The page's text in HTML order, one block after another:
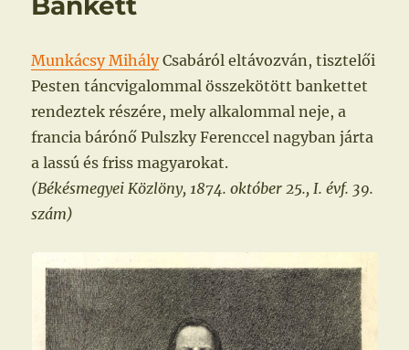
Munkácsy MihályCsabáról eltávozván, tisztelői
Pesten táncvigalommal összekötött bankettet
rendeztek részére, mely alkalommal neje, a
francia bárónő Pulszky Ferenccel nagyban járta
a lassú és friss magyarokat.
(Békésmegyei Közlöny, 1874. október 25., I. évf. 39.
szám)